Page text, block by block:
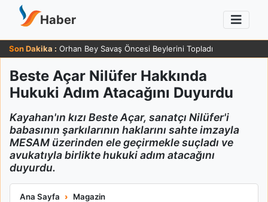
Haber
Son Dakika : Orhan Bey Savaş Öncesi Beylerini Topladı
Beste Açar Nilüfer Hakkında
Hukuki Adım Atacağını Duyurdu
Kayahan'ın kızı Beste Açar, sanatçı Nilüfer'i
babasının şarkılarının haklarını sahte imzayla
MESAM üzerinden ele geçirmekle suçladı ve
avukatıyla birlikte hukuki adım atacağını
duyurdu.
Ana Sayfa Magazin
Beste Açar Nilüfer Hakkında Hukuki Adım Atacağını Duyurdu